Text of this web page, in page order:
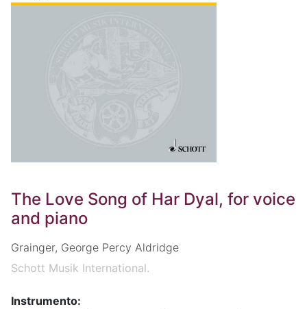
The Love Song of Har Dyal, for voice
and piano
Grainger, George Percy Aldridge
Schott Musik International.
Instrumento: